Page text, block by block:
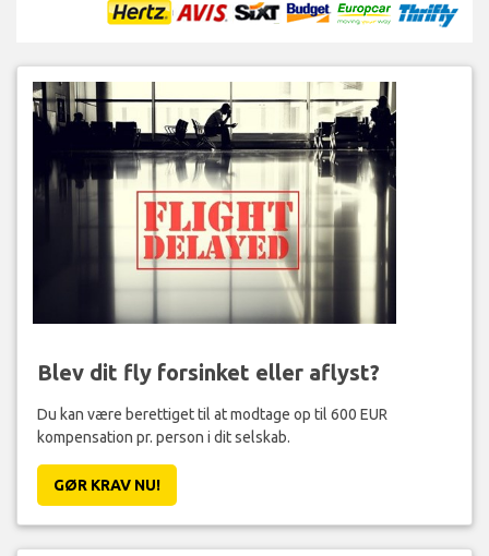
Blev dit fly forsinket eller aflyst?
Du kan være berettiget til at modtage op til 600 EUR
kompensation pr. person i dit selskab.
GØR KRAV NU!